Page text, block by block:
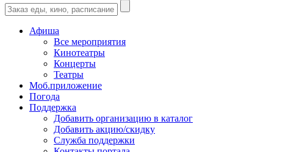
Афиша
Все мероприятия
Кинотеатры
Концерты
Театры
Моб.приложение
Погода
Поддержка
Добавить организацию в каталог
Добавить акцию/скидку
Служба поддержки